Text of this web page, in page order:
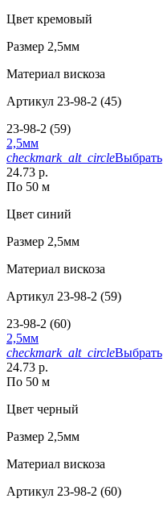
Цвет кремовый
Размер 2,5мм
Материал вискоза
Артикул 23-98-2 (45)
23-98-2 (59)
2,5мм
checkmark_alt_circleВыбрать
24.73 р.
По 50 м
Цвет синий
Размер 2,5мм
Материал вискоза
Артикул 23-98-2 (59)
23-98-2 (60)
2,5мм
checkmark_alt_circleВыбрать
24.73 р.
По 50 м
Цвет черный
Размер 2,5мм
Материал вискоза
Артикул 23-98-2 (60)